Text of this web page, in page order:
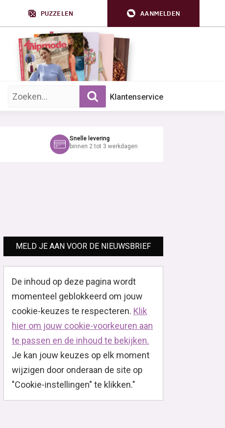
PUZZELEN AANMELDEN
Zoek op trefwoord: Klantenservice
Snelle levering
binnen 2 tot 3 werkdagen
MELD JE AAN VOOR DE NIEUWSBRIEF
De inhoud op deze pagina wordt
momenteel geblokkeerd om jouw
cookie-keuzes te respecteren. Klik
hier om jouw cookie-voorkeuren aan
te passen en de inhoud te bekijken.
Je kan jouw keuzes op elk moment
wijzigen door onderaan de site op
"Cookie-instellingen" te klikken."